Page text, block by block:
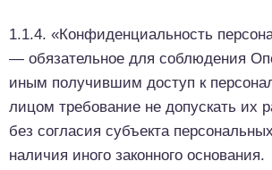
1.1.4. «Конфиденциальность
— обязательное для соблюдения
иным получившим доступ к
лицом требование не допускать их
без согласия субъекта
наличия иного законного основания.